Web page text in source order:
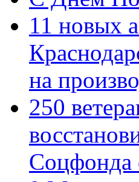
11 новых
на
250
Соцфонда